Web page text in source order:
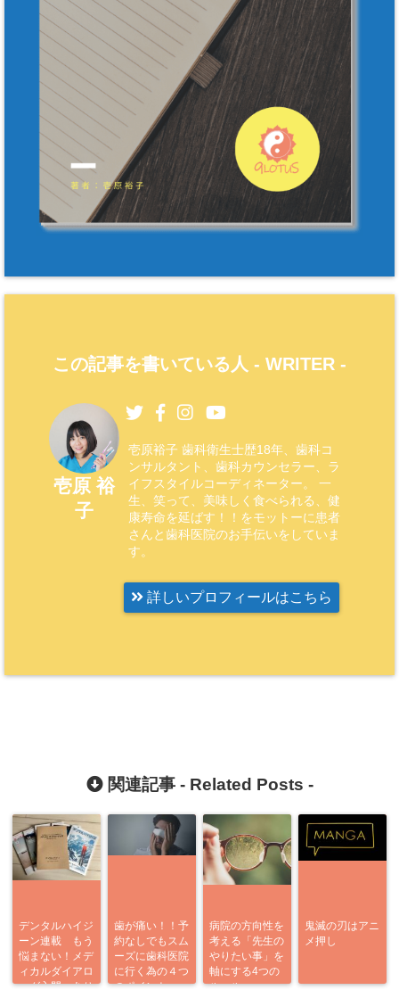
この記事を書いている人 - WRITER -
壱原 裕
子
壱原裕子 歯科衛生士歴18年、歯科コ
ンサルタント、歯科カウンセラー、ラ
イフスタイルコーディネーター。 一
生、笑って、美味しく食べられる、健
康寿命を延ばす！！をモットーに患者
さんと歯科医院のお手伝いをしていま
す。
詳しいプロフィールはこちら
関連記事 - Related Posts -
デンタルハイジ
ーン連載 もう
悩まない！メデ
ィカルダイアロ
ーグ入門 あり
歯が痛い！！予
約なしでもスム
ーズに歯科医院
に行く為の４つ
のポイント
病院の方向性を
考える「先生の
やりたい事」を
軸にする4つの
ルール
鬼滅の刃はアニ
メ押し